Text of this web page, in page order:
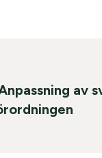
av